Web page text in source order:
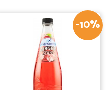
sotto
La scelta
Veloci , le
-10%